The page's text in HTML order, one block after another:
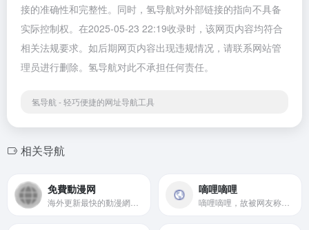
接的准确性和完整性。同时，氢导航对外部链接的指向不具备
实际控制权。在2025-05-23 22:19收录时，该网页内容均符合
相关法规要求。如后期网页内容出现违规情况，请联系网站管
理员进行删除。氢导航对此不承担任何责任。
氢导航 - 轻巧便捷的网址导航工具
相关导航
免費動漫网 嘀哩嘀哩